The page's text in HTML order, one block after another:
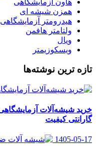
هاون آزمایشگاهی
همزن شیشه ای
هیدرومتر آزمایشگاهی
ولتامتر هافمن
ویال
ویسکوزیمتر
تازه ترین نوشته‌ها
گارانتی کیفیت
1405-05-17